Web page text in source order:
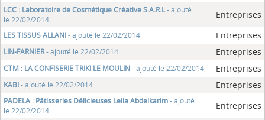
LCC : Laboratoire de Cosmétique Créative S.A.R.L- ajouté
le 22/02/2014
Entreprises
LES TISSUS ALLANI- ajouté le 22/02/2014 Entreprises
LIN-FARNIER- ajouté le 22/02/2014 Entreprises
CTM : LA CONFISERIE TRIKI LE MOULIN- ajouté le 22/02/2014 Entreprises
KABI- ajouté le 22/02/2014 Entreprises
PADELA : Pâtisseries Délicieuses Leila Abdelkarim- ajouté
le 22/02/2014
Entreprises